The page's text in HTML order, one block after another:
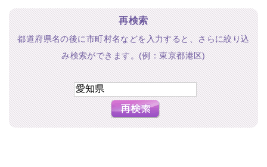
再検索
都道府県名の後に市町村名などを入力すると、さらに絞り込
み検索ができます。(例：東京都港区)